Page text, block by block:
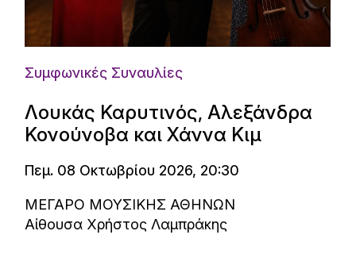
Συμφωνικές Συναυλίες
Λουκάς Καρυτινός, Αλεξάνδρα
Κονούνοβα και Χάννα Κιμ
Πεμ. 08 Οκτωβρίου 2026, 20:30
ΜΕΓΑΡΟ ΜΟΥΣΙΚΗΣ ΑΘΗΝΩΝ
Αίθουσα Χρήστος Λαμπράκης